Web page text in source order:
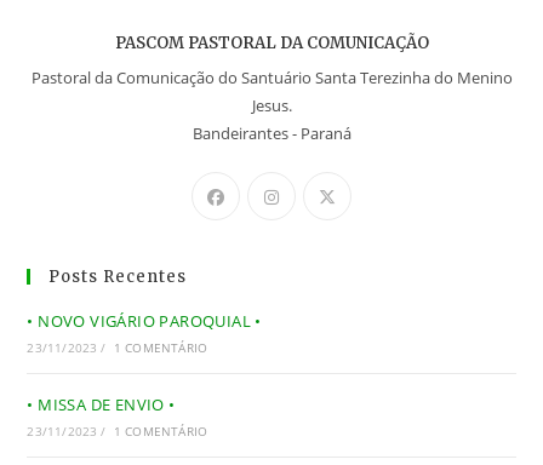
PASCOM PASTORAL DA COMUNICAÇÃO
Pastoral da Comunicação do Santuário Santa Terezinha do Menino
Jesus.
Bandeirantes - Paraná
Posts Recentes
• NOVO VIGÁRIO PAROQUIAL •
23/11/2023 / 1 COMENTÁRIO
• MISSA DE ENVIO •
23/11/2023 / 1 COMENTÁRIO